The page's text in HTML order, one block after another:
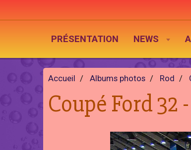
PRÉSENTATION NEWS
Accueil Albums photos Rod
Coupé Ford 32